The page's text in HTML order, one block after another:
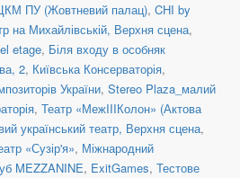
ПУ (Жовтневий палац), CHI by
на Михайлівській, Верхня сцена,
etage, Біля входу в особняк
2, Київська Консерваторія,
України, Stereo Plaza_малий
, Театр «МежIIIКолон» (Актова
український театр, Верхня сцена,
«Сузір'я», Міжнародний
MEZZANINE, ExitGames, Тестове